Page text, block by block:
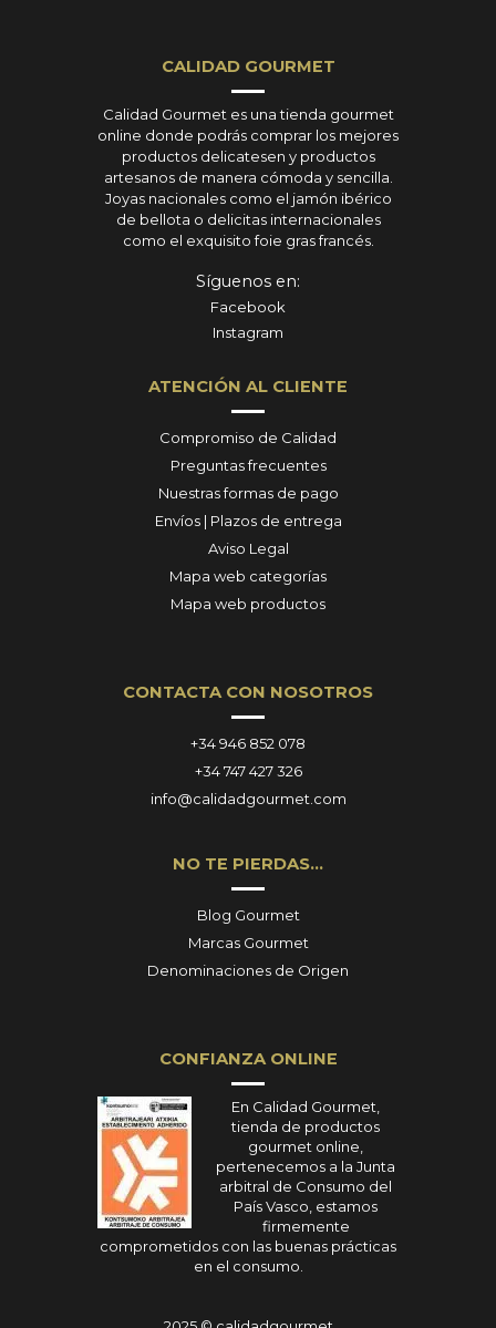
CALIDAD GOURMET
Calidad Gourmet es una tienda gourmet
online donde podrás comprar los mejores
productos delicatesen y productos
artesanos de manera cómoda y sencilla.
Joyas nacionales como el jamón ibérico
de bellota o delicitas internacionales
como el exquisito foie gras francés.
Síguenos en:
Facebook
Instagram
ATENCIÓN AL CLIENTE
Compromiso de Calidad
Preguntas frecuentes
Nuestras formas de pago
Envíos | Plazos de entrega
Aviso Legal
Mapa web categorías
Mapa web productos
CONTACTA CON NOSOTROS
+34 946 852 078
+34 747 427 326
info@calidadgourmet.com
NO TE PIERDAS…
Blog Gourmet
Marcas Gourmet
Denominaciones de Origen
CONFIANZA ONLINE
En Calidad Gourmet,
tienda de productos
gourmet online,
pertenecemos a la Junta
arbitral de Consumo del
País Vasco, estamos
firmemente
comprometidos con las buenas prácticas
en el consumo.